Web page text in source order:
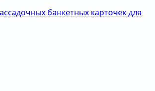
банкетных карточек для